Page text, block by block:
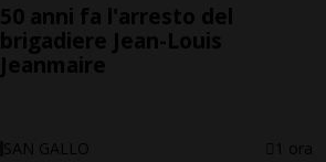
50 anni fa l'arresto del
brigadiere Jean-Louis
Jeanmaire
SAN GALLO 1 ora